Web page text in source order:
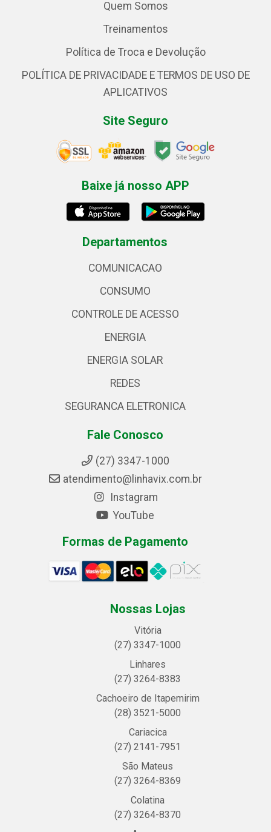
Quem Somos
Treinamentos
Política de Troca e Devolução
POLÍTICA DE PRIVACIDADE E TERMOS DE USO DE
APLICATIVOS
Site Seguro
Baixe já nosso APP
Departamentos
COMUNICACAO
CONSUMO
CONTROLE DE ACESSO
ENERGIA
ENERGIA SOLAR
REDES
SEGURANCA ELETRONICA
Fale Conosco
(27) 3347-1000
atendimento@linhavix.com.br
Instagram
YouTube
Formas de Pagamento
Nossas Lojas
Vitória
(27) 3347-1000
Linhares
(27) 3264-8383
Cachoeiro de Itapemirim
(28) 3521-5000
Cariacica
(27) 2141-7951
São Mateus
(27) 3264-8369
Colatina
(27) 3264-8370